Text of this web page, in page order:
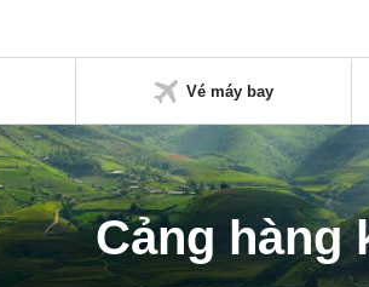
Vé máy bay
Cảng hàng